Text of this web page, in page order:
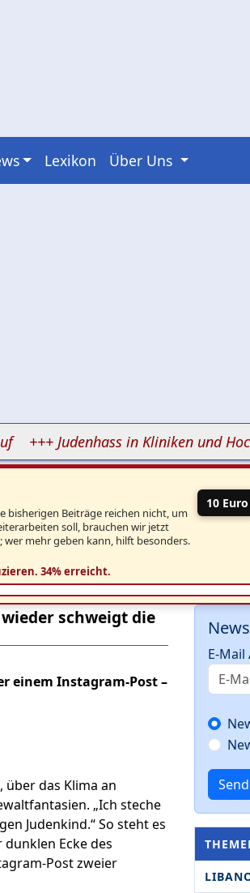
Lexikon Über Uns
Judenhass in Kliniken und
bisherigen Beiträge reichen nicht, um
soll, brauchen wir jetzt
wer mehr geben kann, hilft besonders.
10 Euro
34% erreicht.
schweigt die
einem Instagram-Post –
über das Klima an
„Ich steche
Judenkind.“ So steht es
Ecke des
Post zweier
E-Mail